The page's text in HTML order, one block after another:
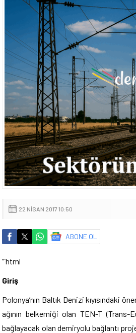
22 NISAN 2017 10:50
ABONE OL
“`html
Giriş
Polonya’nın Baltık Denizi kıyısındaki
ağının belkemiği olan TEN-T
bağlayacak olan demiryolu bağlantı